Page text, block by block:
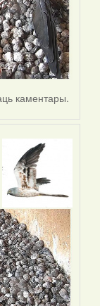
каментары.